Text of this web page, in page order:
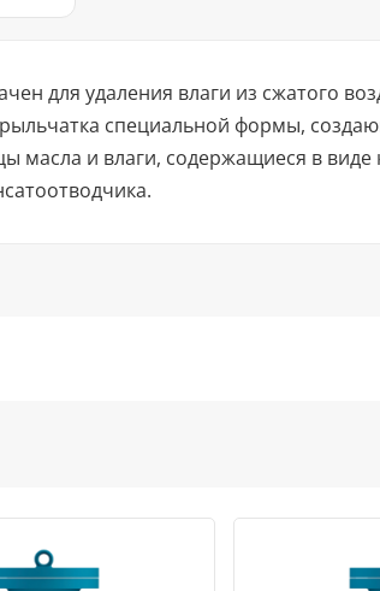
для удаления влаги из сжатого
специальной формы,
и влаги, содержащиеся в виде